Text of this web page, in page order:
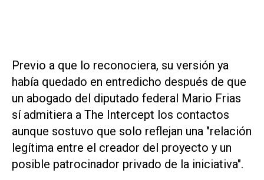
Previo a que lo reconociera, su versión ya
había quedado en entredicho después de que
un abogado del diputado federal Mario Frias
sí admitiera a The Intercept los contactos
aunque sostuvo que solo reflejan una "relación
legítima entre el creador del proyecto y un
posible patrocinador privado de la iniciativa".